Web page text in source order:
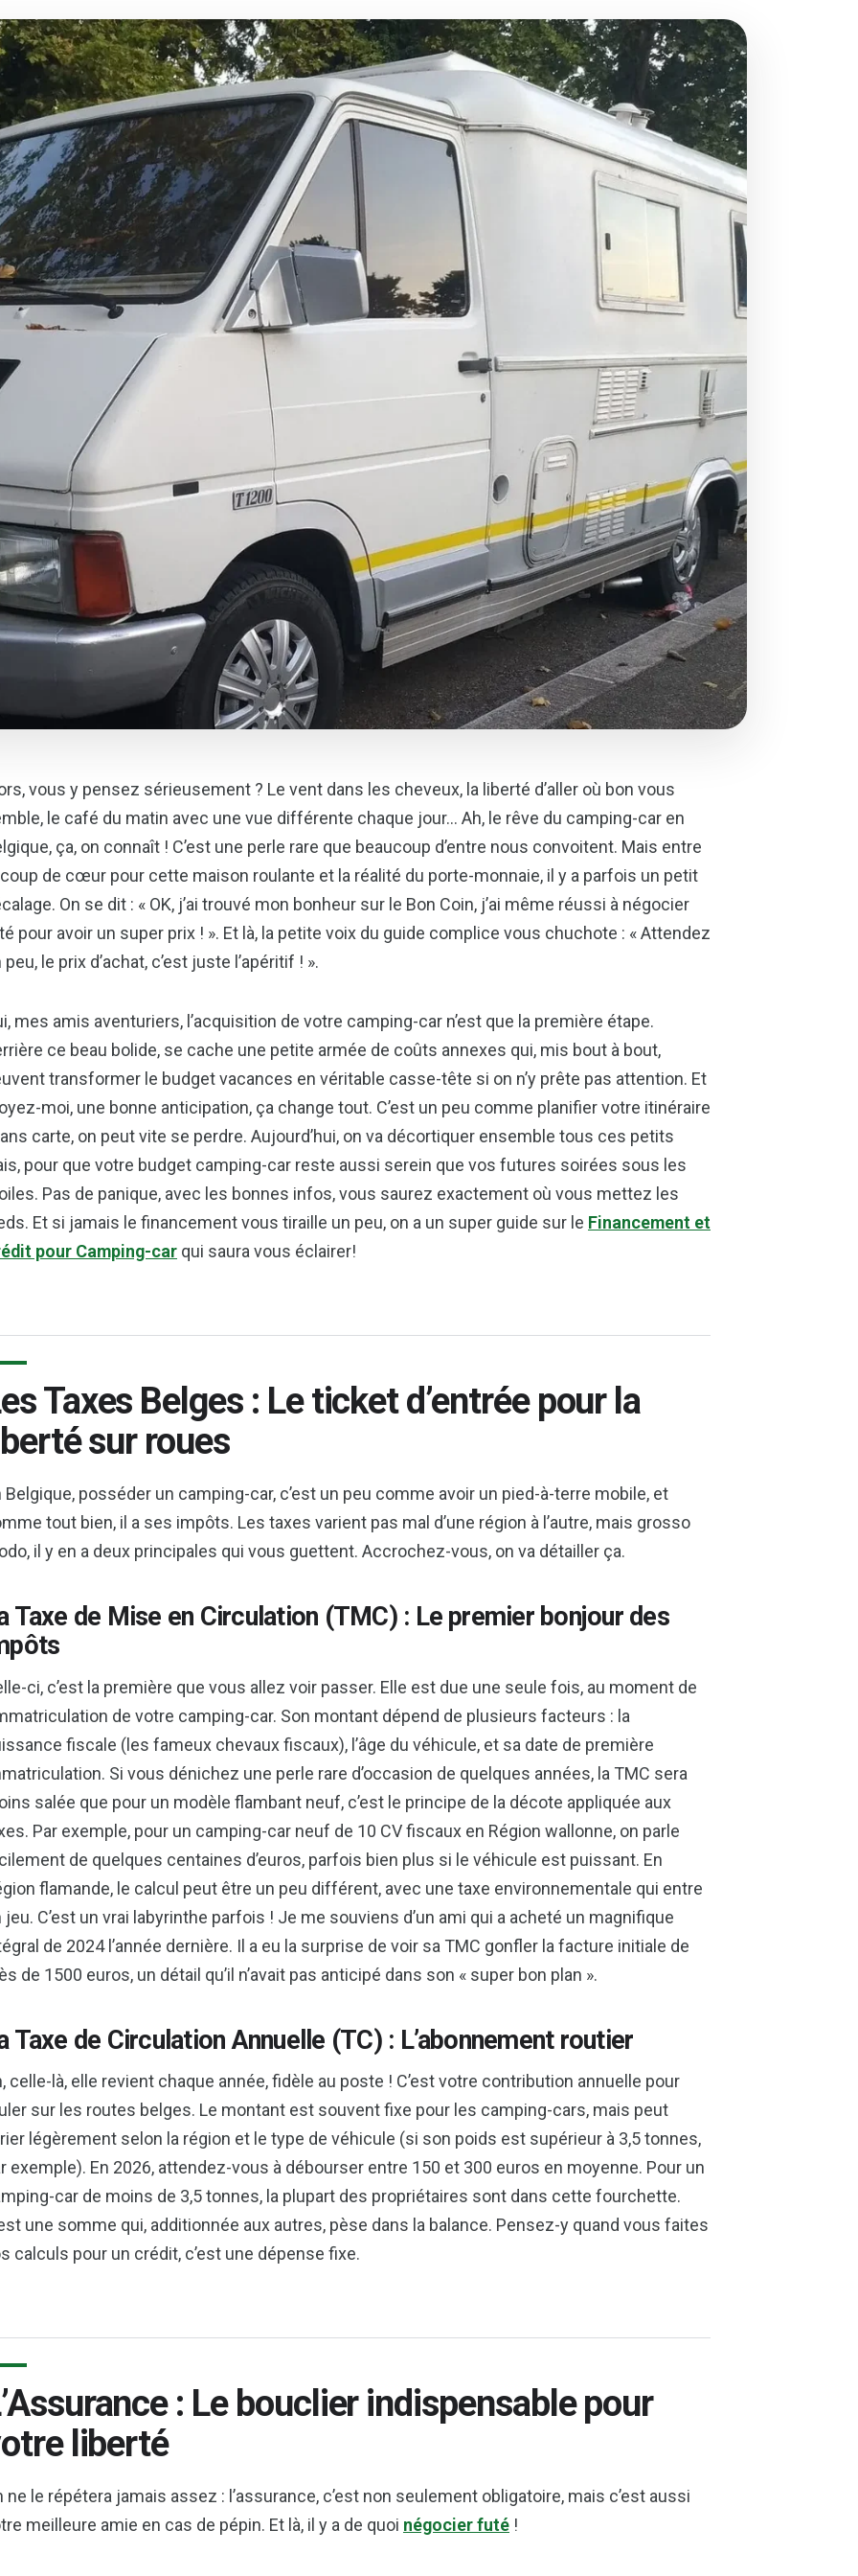
vous y pensez sérieusement ? Le vent dans les cheveux, la liberté d’aller où bon vous
le café du matin avec une vue différente chaque jour… Ah, le rêve du camping-car en
ça, on connaît ! C’est une perle rare que beaucoup d’entre nous convoitent. Mais entre
coup de cœur pour cette maison roulante et la réalité du porte-monnaie, il y a parfois un petit
On se dit : « OK, j’ai trouvé mon bonheur sur le Bon Coin, j’ai même réussi à négocier
pour avoir un super prix ! ». Et là, la petite voix du guide complice vous chuchote : « Attendez
peu, le prix d’achat, c’est juste l’apéritif ! ».
mes amis aventuriers, l’acquisition de votre camping-car n’est que la première étape.
ce beau bolide, se cache une petite armée de coûts annexes qui, mis bout à bout,
transformer le budget vacances en véritable casse-tête si on n’y prête pas attention. Et
moi, une bonne anticipation, ça change tout. C’est un peu comme planifier votre itinéraire
carte, on peut vite se perdre. Aujourd’hui, on va décortiquer ensemble tous ces petits
pour que votre budget camping-car reste aussi serein que vos futures soirées sous les
Pas de panique, avec les bonnes infos, vous saurez exactement où vous mettez les
Et si jamais le financement vous tiraille un peu, on a un super guide sur le Financement et
pour Camping-car qui saura vous éclairer!
Taxes Belges : Le ticket d’entrée pour la
sur roues
Belgique, posséder un camping-car, c’est un peu comme avoir un pied-à-terre mobile, et
tout bien, il a ses impôts. Les taxes varient pas mal d’une région à l’autre, mais grosso
il y en a deux principales qui vous guettent. Accrochez-vous, on va détailler ça.
Taxe de Mise en Circulation (TMC) : Le premier bonjour des
ci, c’est la première que vous allez voir passer. Elle est due une seule fois, au moment de
de votre camping-car. Son montant dépend de plusieurs facteurs : la
fiscale (les fameux chevaux fiscaux), l’âge du véhicule, et sa date de première
Si vous dénichez une perle rare d’occasion de quelques années, la TMC sera
salée que pour un modèle flambant neuf, c’est le principe de la décote appliquée aux
Par exemple, pour un camping-car neuf de 10 CV fiscaux en Région wallonne, on parle
de quelques centaines d’euros, parfois bien plus si le véhicule est puissant. En
flamande, le calcul peut être un peu différent, avec une taxe environnementale qui entre
jeu. C’est un vrai labyrinthe parfois ! Je me souviens d’un ami qui a acheté un magnifique
de 2024 l’année dernière. Il a eu la surprise de voir sa TMC gonfler la facture initiale de
de 1500 euros, un détail qu’il n’avait pas anticipé dans son « super bon plan ».
Taxe de Circulation Annuelle (TC) : L’abonnement routier
celle-là, elle revient chaque année, fidèle au poste ! C’est votre contribution annuelle pour
sur les routes belges. Le montant est souvent fixe pour les camping-cars, mais peut
légèrement selon la région et le type de véhicule (si son poids est supérieur à 3,5 tonnes,
exemple). En 2026, attendez-vous à débourser entre 150 et 300 euros en moyenne. Pour un
car de moins de 3,5 tonnes, la plupart des propriétaires sont dans cette fourchette.
une somme qui, additionnée aux autres, pèse dans la balance. Pensez-y quand vous faites
calculs pour un crédit, c’est une dépense fixe.
: Le bouclier indispensable pour
liberté
ne le répétera jamais assez : l’assurance, c’est non seulement obligatoire, mais c’est aussi
meilleure amie en cas de pépin. Et là, il y a de quoi négocier futé !